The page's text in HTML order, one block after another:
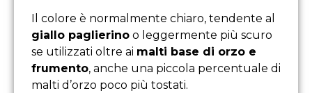
Il colore è normalmente chiaro, tendente al
giallo paglierino o leggermente più scuro
se utilizzati oltre ai malti base di orzo e
frumento, anche una piccola percentuale di
malti d’orzo poco più tostati.